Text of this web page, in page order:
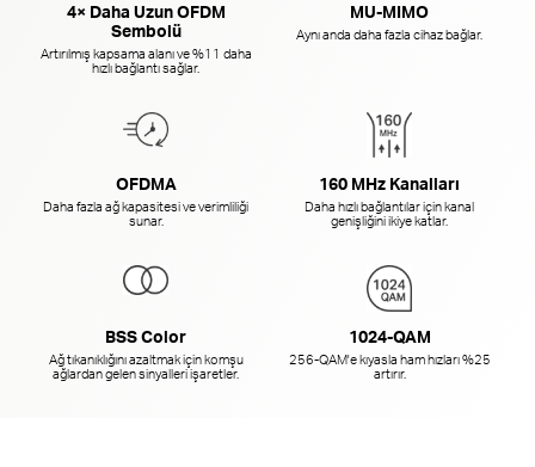
4× Daha Uzun OFDM
Sembolü
Artırılmış kapsama alanı ve %11 daha
hızlı bağlantı sağlar.
MU-MIMO
Aynı anda daha fazla cihaz bağlar.
OFDMA
Daha fazla ağ kapasitesi ve verimliliği
sunar.
160 MHz Kanalları
Daha hızlı bağlantılar için kanal
genişliğini ikiye katlar.
BSS Color
Ağ tıkanıklığını azaltmak için komşu
ağlardan gelen sinyalleri işaretler.
1024-QAM
256-QAM'ekıyasla ham hızları %25
artırır.